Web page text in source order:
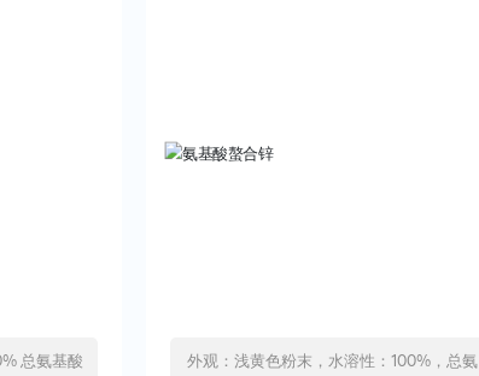
外观：浅黄色粉末，水溶性：100%，总氨